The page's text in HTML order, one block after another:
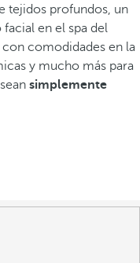
tejidos profundos, un
en el spa del
comodidades en la
y mucho más para
simplemente